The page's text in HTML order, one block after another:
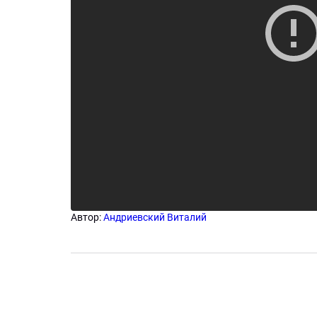
Автор:Андриевский Виталий